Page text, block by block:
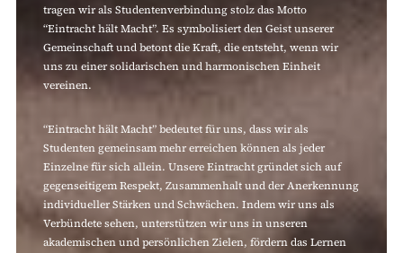
tragen wir als Studentenverbindung stolz das Motto
“Eintracht hält Macht”. Es symbolisiert den Geist unserer
Gemeinschaft und betont die Kraft, die entsteht, wenn wir
uns zu einer solidarischen und harmonischen Einheit
vereinen.
“Eintracht hält Macht” bedeutet für uns, dass wir als
Studenten gemeinsam mehr erreichen können als jeder
Einzelne für sich allein. Unsere Eintracht gründet sich auf
gegenseitigem Respekt, Zusammenhalt und der Anerkennung
individueller Stärken und Schwächen. Indem wir uns als
Verbündete sehen, unterstützen wir uns in unseren
akademischen und persönlichen Zielen, fördern das Lernen